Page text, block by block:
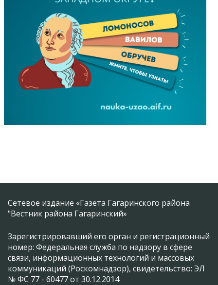
Сетевое издание «Газета Гагаринского района
"Вестник района Гагаринский»
Зарегистрировавший его орган и регистрационный
номер: Федеральная служба по надзору в сфере
связи, информационных технологий и массовых
коммуникаций (Роскомнадзор), свидетельство: ЭЛ
№ ФС 77 - 60477 от 30.12.2014